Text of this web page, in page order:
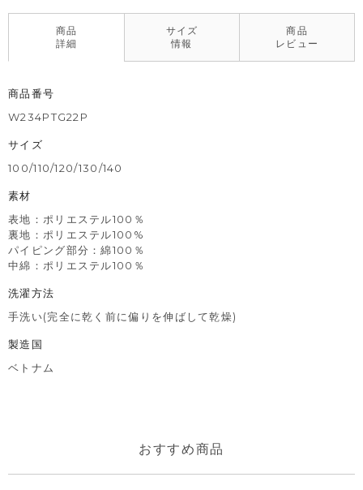
商品
詳細
サイズ
情報
商品
レビュー
商品番号
W234PTG22P
サイズ
100/110/120/130/140
素材
表地：ポリエステル100％
裏地：ポリエステル100%
パイピング部分：綿100％
中綿：ポリエステル100％
洗濯方法
手洗い(完全に乾く前に偏りを伸ばして乾燥)
製造国
ベトナム
おすすめ商品